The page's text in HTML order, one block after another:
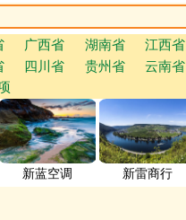
广西省 湖南省 江西省
四川省 贵州省 云南省
新蓝空调 新雷商行